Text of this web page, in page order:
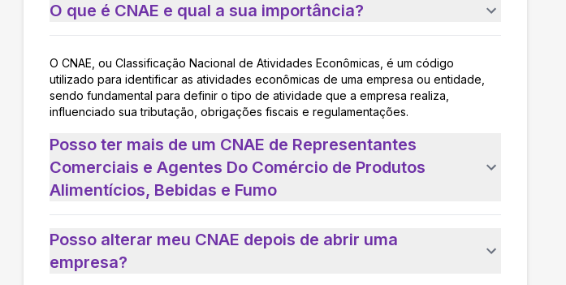
O que é CNAE e qual a sua importância?
O CNAE, ou Classificação Nacional de Atividades Econômicas, é um código
utilizado para identificar as atividades econômicas de uma empresa ou entidade,
sendo fundamental para definir o tipo de atividade que a empresa realiza,
influenciado sua tributação, obrigações fiscais e regulamentações.
Posso ter mais de um CNAE de Representantes
Comerciais e Agentes Do Comércio de Produtos
Alimentícios, Bebidas e Fumo
Posso alterar meu CNAE depois de abrir uma
empresa?